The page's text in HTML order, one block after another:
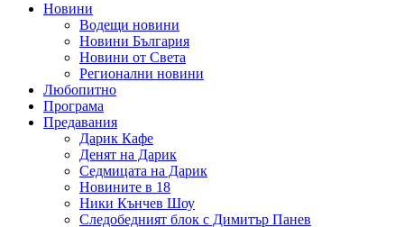
Новини
Водещи новини
Новини България
Новини от Света
Регионални новини
Любопитно
Програма
Предавания
Дарик Кафе
Денят на Дарик
Седмицата на Дарик
Новините в 18
Ники Кънчев Шоу
Следобедният блок с Димитър Панев